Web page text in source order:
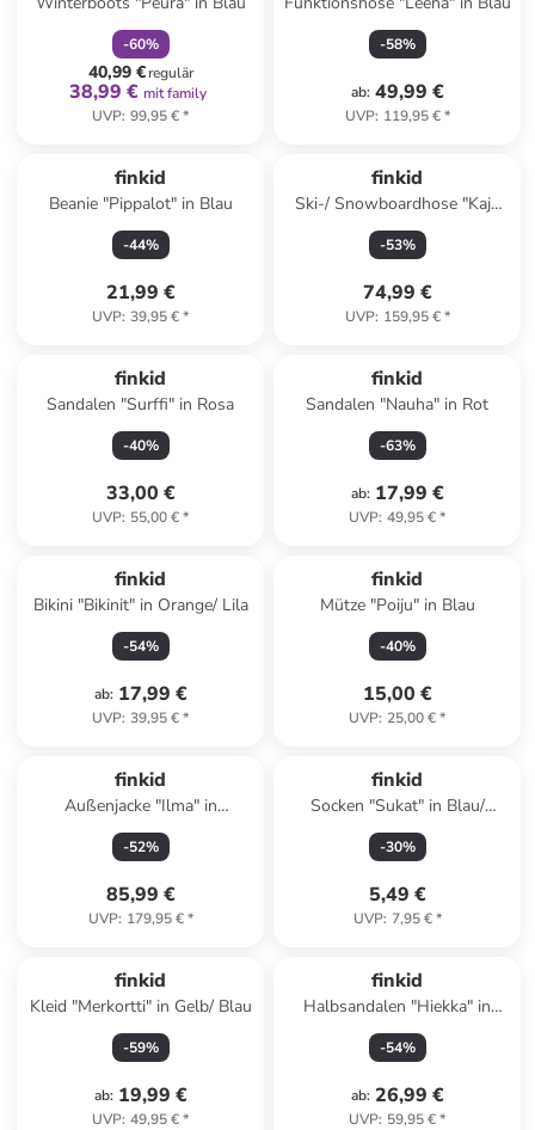
-60%
40,99 €regulär
38,99 € mit family
UVP: 99,95 €*
-58%
ab: 49,99 €
UVP: 119,95 €*
finkid
Beanie "Pippalot" in Blau
-44%
21,99 €
UVP: 39,95 €*
finkid
Ski-/ Snowboardhose "Kajo
Husky" in Blau
-53%
74,99 €
UVP: 159,95 €*
finkid
Sandalen "Surffi" in Rosa
-40%
33,00 €
UVP: 55,00 €*
finkid
Sandalen "Nauha" in Rot
-63%
ab: 17,99 €
UVP: 49,95 €*
finkid
Bikini "Bikinit" in Orange/ Lila
-54%
ab: 17,99 €
UVP: 39,95 €*
finkid
Mütze "Poiju" in Blau
-40%
15,00 €
UVP: 25,00 €*
finkid
Außenjacke "Ilma" in
Dunkelblau
-52%
85,99 €
UVP: 179,95 €*
finkid
Socken "Sukat" in Blau/
Dunkelblau
-30%
5,49 €
UVP: 7,95 €*
finkid
Kleid "Merkortti" in Gelb/ Blau
-59%
ab: 19,99 €
UVP: 49,95 €*
finkid
Halbsandalen "Hiekka" in
Rosa/ Pink
-54%
ab: 26,99 €
UVP: 59,95 €*